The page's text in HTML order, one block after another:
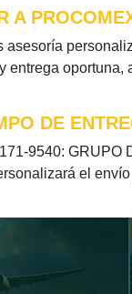
A
asesoría
entrega
DE
9540:
el